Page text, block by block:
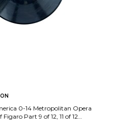
0-14 Metropolitan Opera
Part 9 of 12, 11 of 12